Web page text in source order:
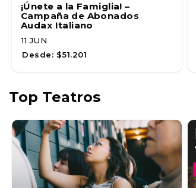
¡Únete a la Famiglia! –
Campaña de Abonados
Audax Italiano
11 JUN
Desde: $51.201
Top Teatros